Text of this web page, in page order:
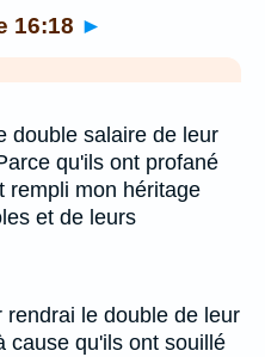
16:18 ►
double salaire de leur
qu'ils ont profané
rempli mon héritage
et de leurs
le double de leur
cause qu'ils ont souillé